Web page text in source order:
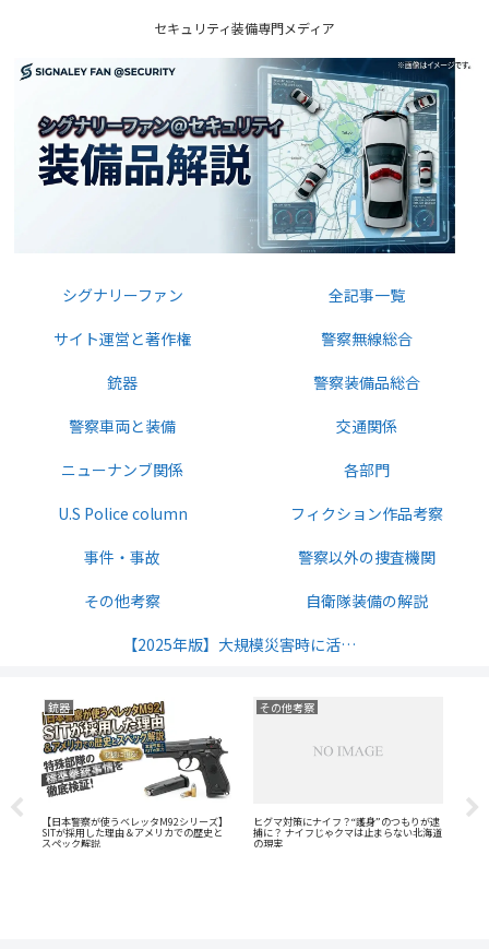
セキュリティ装備専門メディア
シグナリーファン
全記事一覧
サイト運営と著作権
警察無線総合
銃器
警察装備品総合
警察車両と装備
交通関係
ニューナンブ関係
各部門
U.S Police column
フィクション作品考察
事件・事故
警察以外の捜査機関
その他考察
自衛隊装備の解説
【2025年版】大規模災害時に活発になるサバイバル無線の周波数解説
公安部
公安警察と外事警察とは？
車両および装備
プリウスの覆面パトカーがヤバい ATF